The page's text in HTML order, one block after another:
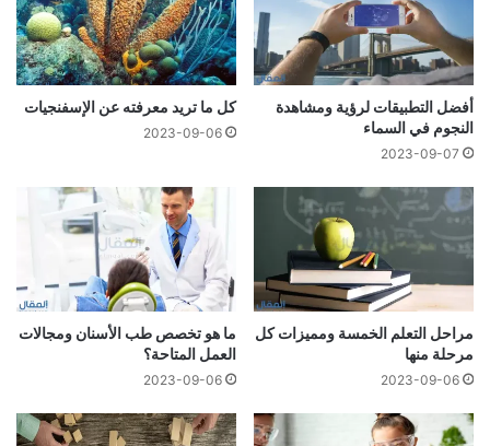
أفضل التطبيقات لرؤية ومشاهدة
النجوم في السماء
2023-09-07
كل ما تريد معرفته عن الإسفنجيات
2023-09-06
مراحل التعلم الخمسة ومميزات كل
مرحلة منها
2023-09-06
ما هو تخصص طب الأسنان ومجالات
العمل المتاحة؟
2023-09-06